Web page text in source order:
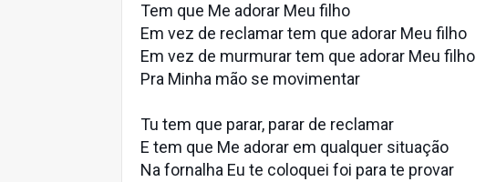
Tem que Me adorar Meu filho
Em vez de reclamar tem que adorar Meu filho
Em vez de murmurar tem que adorar Meu filho
Pra Minha mão se movimentar
Tu tem que parar, parar de reclamar
E tem que Me adorar em qualquer situação
Na fornalha Eu te coloquei foi para te provar